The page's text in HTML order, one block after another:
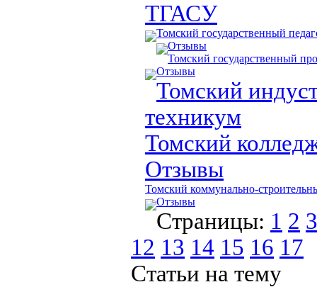
ТГАСУ
Томский государственный
Отзывы
Томский государственный
Отзывы
Томский
техникум
Томский
Отзывы
Томский коммунально-
Отзывы
Страницы: 1 2 3
12 13 14 15 16 17
Статьи на тему